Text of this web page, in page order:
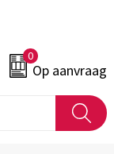
0
Op aanvraag